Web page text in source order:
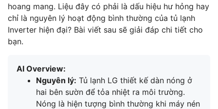
hoang mang. Liệu đây có phải là dấu hiệu hư hỏng hay
chỉ là nguyên lý hoạt động bình thường của tủ lạnh
Inverter hiện đại? Bài viết sau sẽ giải đáp chi tiết cho
bạn.
AI Overview:
Nguyên lý: Tủ lạnh LG thiết kế dàn nóng ở
hai bên sườn để tỏa nhiệt ra môi trường.
Nóng là hiện tượng bình thường khi máy nén